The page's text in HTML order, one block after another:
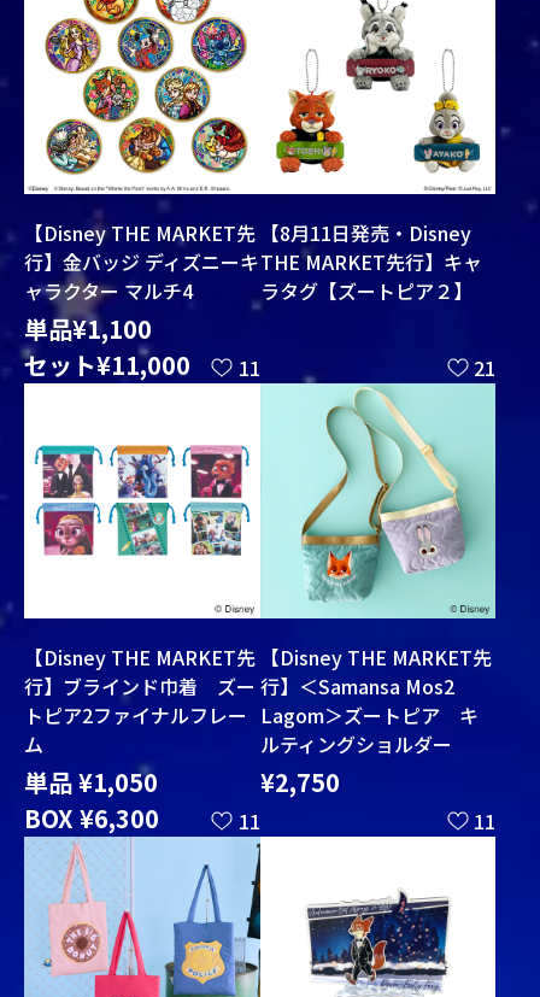
11
【Disney THE MARKET先
行】金バッジ ディズニーキ
ャラクター マルチ4
単品¥1,100
セット¥11,000
21
【8月11日発売・Disney
THE MARKET先行】キャ
ラタグ【ズートピア２】
11
【Disney THE MARKET先
行】ブラインド巾着 ズー
トピア2ファイナルフレー
ム
単品 ¥1,050
BOX ¥6,300
11
【Disney THE MARKET先
行】＜Samansa Mos2
Lagom＞ズートピア キ
ルティングショルダー
¥2,750